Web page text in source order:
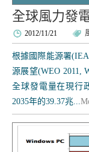
全球風力發
2012/11/21
根據國際能源署
源展望(WEO 2011,
全球發電量在現行
2035年的39.37兆...